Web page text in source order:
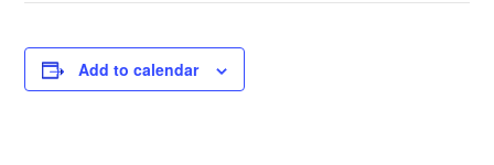
Add to calendar